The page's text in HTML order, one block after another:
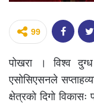
99
पोखरा । विश्व
एसोसिएसनले
क्षेत्रको दिगो